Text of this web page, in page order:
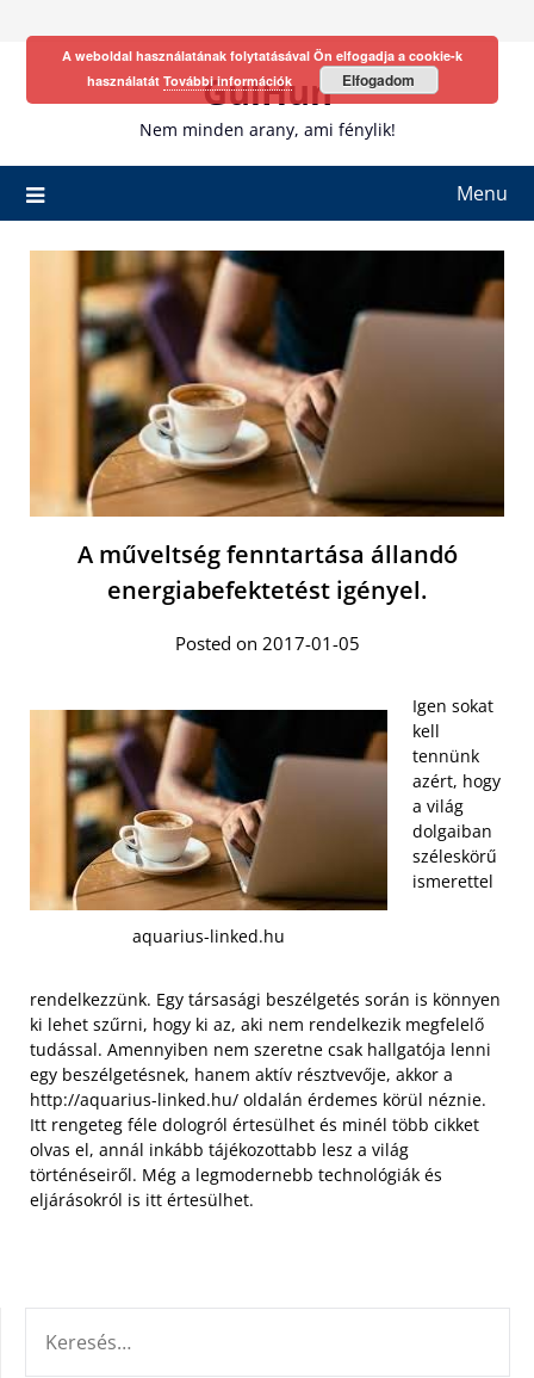
GulHun
Nem minden arany, ami fénylik!
Menu
A műveltség fenntartása állandó
energiabefektetést igényel.
Posted on 2017-01-05
aquarius-linked.hu
Igen sokat
kell
tennünk
azért, hogy
a világ
dolgaiban
széleskörű
ismerettel
rendelkezzünk. Egy társasági beszélgetés során is könnyen
ki lehet szűrni, hogy ki az, aki nem rendelkezik megfelelő
tudással. Amennyiben nem szeretne csak hallgatója lenni
egy beszélgetésnek, hanem aktív résztvevője, akkor a
http://aquarius-linked.hu/ oldalán érdemes körül néznie.
Itt rengeteg féle dologról értesülhet és minél több cikket
olvas el, annál inkább tájékozottabb lesz a világ
történéseiről. Még a legmodernebb technológiák és
eljárásokról is itt értesülhet.
A weboldal használatának folytatásával Ön elfogadja a cookie-k
használatát További információk Elfogadom